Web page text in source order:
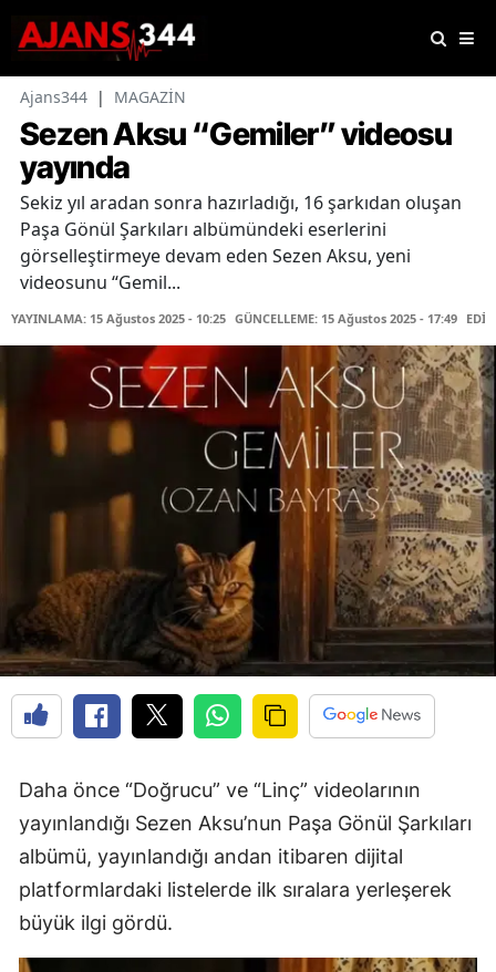
Ajans344 | MAGAZİN
Sezen Aksu “Gemiler” videosu
yayında
Sekiz yıl aradan sonra hazırladığı, 16 şarkıdan oluşan
Paşa Gönül Şarkıları albümündeki eserlerini
görselleştirmeye devam eden Sezen Aksu, yeni
videosunu “Gemil...
YAYINLAMA: 15 Ağustos 2025 - 10:25 GÜNCELLEME: 15 Ağustos 2025 - 17:49
Daha önce “Doğrucu” ve “Linç” videolarının
yayınlandığı Sezen Aksu’nun Paşa Gönül Şarkıları
albümü, yayınlandığı andan itibaren dijital
platformlardaki listelerde ilk sıralara yerleşerek
büyük ilgi gördü.